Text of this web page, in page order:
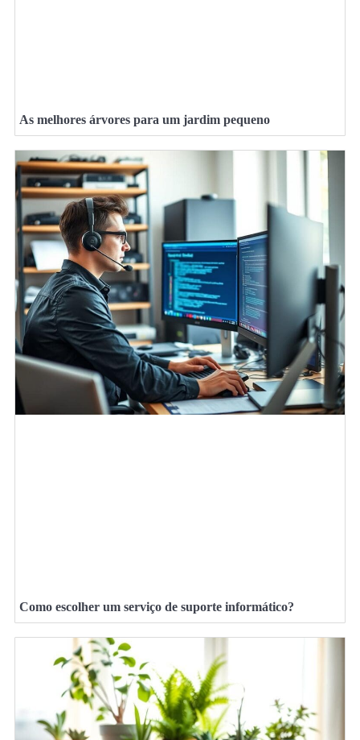
As melhores árvores para um jardim pequeno
Como escolher um serviço de suporte informático?